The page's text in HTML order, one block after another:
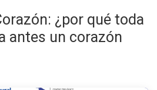
¿por qué toda
antes un corazón